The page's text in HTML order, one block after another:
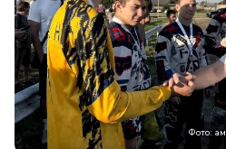
Фото: